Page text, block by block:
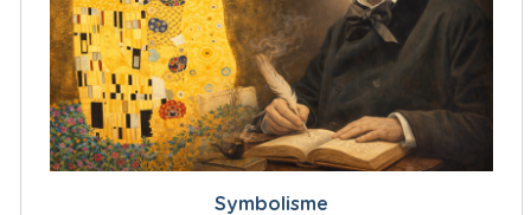
Symbolisme